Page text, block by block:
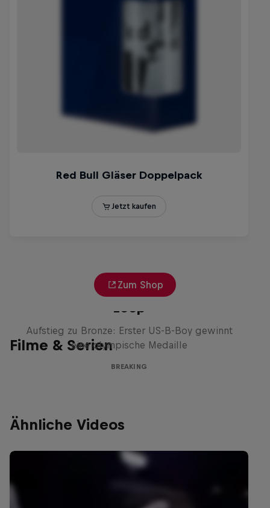
Zum Shop
Filme & Serien
Victor Montalvo: Breaking the
Loop
Aufstieg zu Bronze: Erster US-B-Boy gewinnt
eine olympische Medaille
BREAKING
Ähnliche Videos